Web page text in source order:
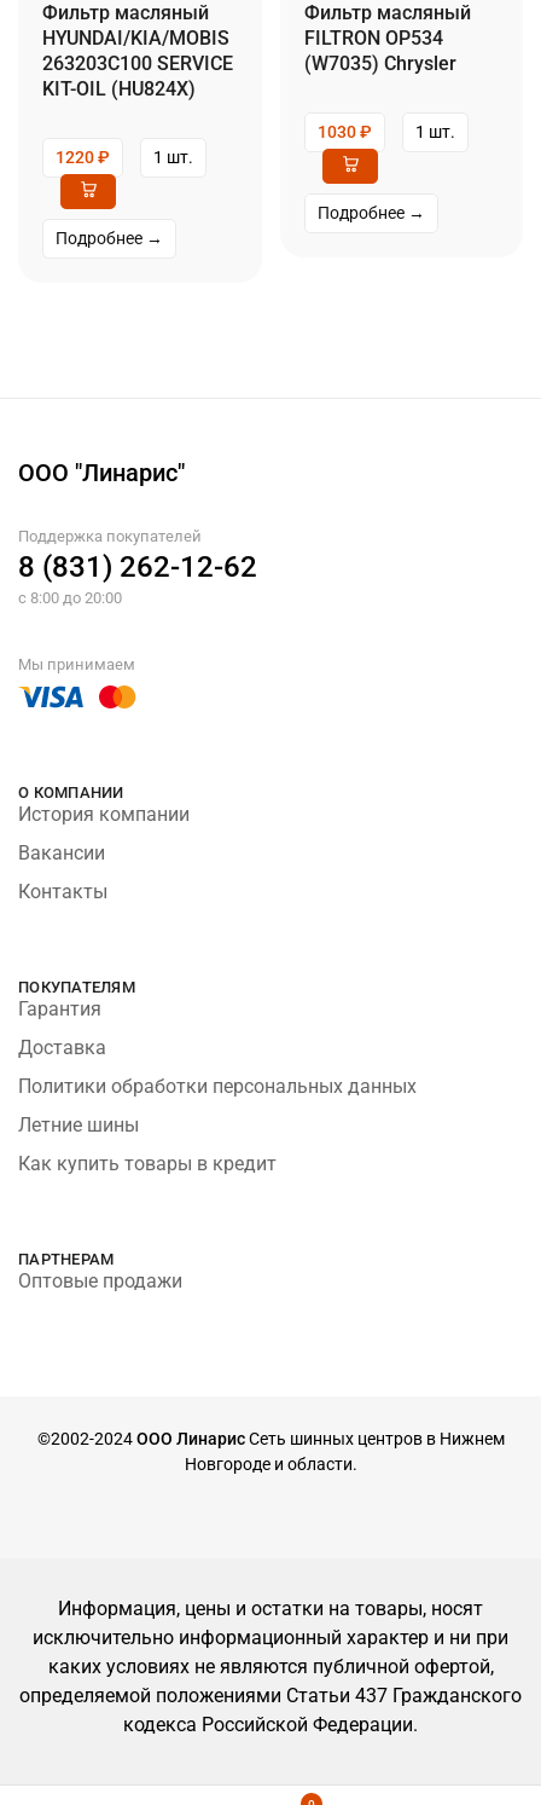
Фильтр масляный
HYUNDAI/KIA/MOBIS
263203C100 SERVICE
KIT-OIL (HU824X)
1220₽ 1 шт.
Подробнее →
Фильтр масляный
FILTRON OP534
(W7035) Chrysler
1030₽ 1 шт.
Подробнее →
ООО "Линарис"
Поддержка покупателей
8 (831) 262-12-62
с 8:00 до 20:00
Мы принимаем
О КОМПАНИИ
История компании
Вакансии
Контакты
ПОКУПАТЕЛЯМ
Гарантия
Доставка
Политики обработки персональных данных
Летние шины
Как купить товары в кредит
ПАРТНЕРАМ
Оптовые продажи
©2002-2024ООО ЛинарисСеть шинных центров в Нижнем
Новгороде и области.
Информация, цены и остатки на товары, носят
исключительно информационный характер и ни при
каких условиях не являются публичной офертой,
определяемой положениями Статьи 437 Гражданского
кодекса Российской Федерации.